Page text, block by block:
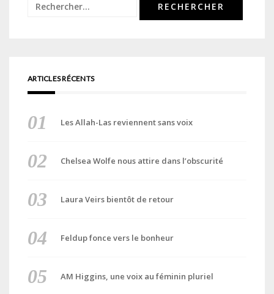
Rechercher :
ARTICLES RÉCENTS
Les Allah-Las reviennent sans voix
Chelsea Wolfe nous attire dans l’obscurité
Laura Veirs bientôt de retour
Feldup fonce vers le bonheur
AM Higgins, une voix au féminin pluriel